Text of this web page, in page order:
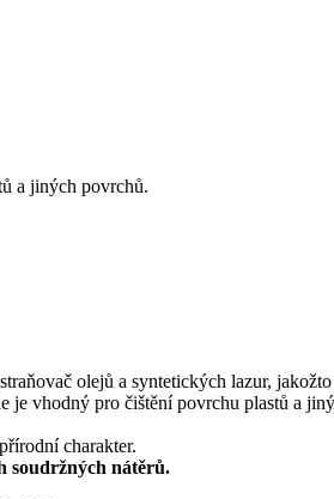
a jiných povrchů.
olejů a syntetických lazur,
je vhodný pro čištění povrchu plastů a
charakter.
soudržných nátěrů.